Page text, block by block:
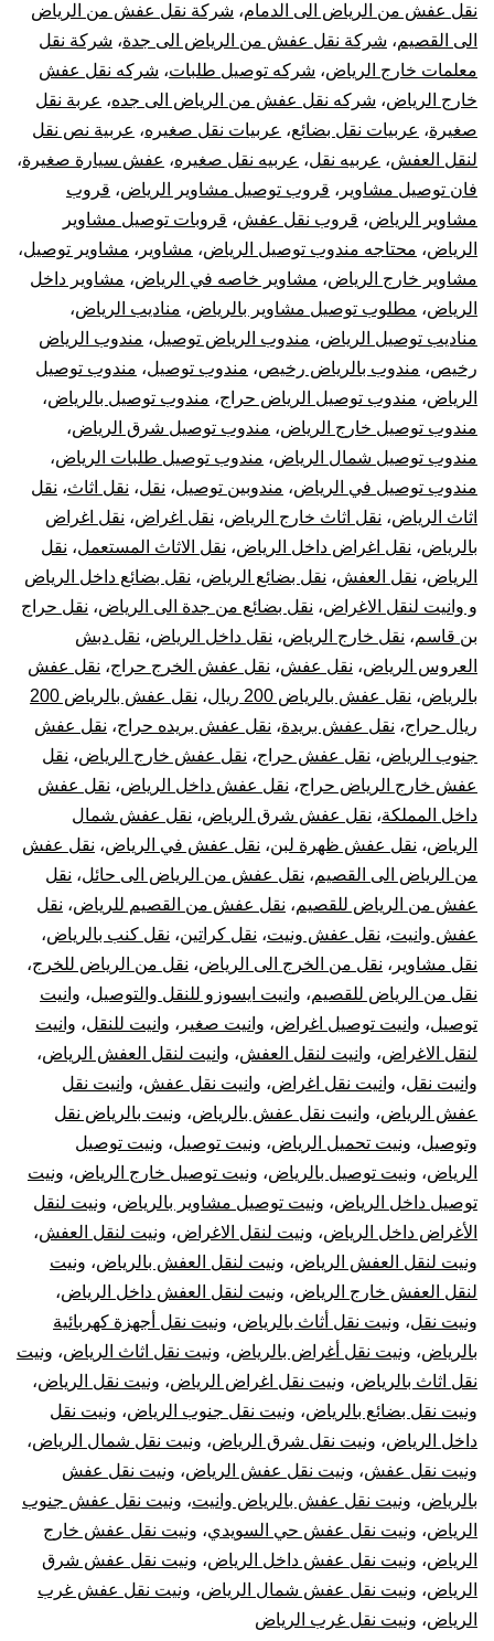
نقل عفش من الرياض الى الدمام، شركة نقل عفش من الرياض
الى القصيم، شركة نقل عفش من الرياض الى جدة، شركة نقل
معلمات خارج الرياض، شركه توصيل طلبات، شركه نقل عفش
خارج الرياض، شركه نقل عفش من الرياض الى جده، عربة نقل
صغيرة، عربيات نقل بضائع، عربيات نقل صغيره، عربية نص نقل
لنقل العفش، عربيه نقل، عربيه نقل صغيره، عفش سيارة صغيرة،
فان توصيل مشاوير ، قروب توصيل مشاوير الرياض، قروب
مشاوير الرياض، قروب نقل عفش، قروبات توصيل مشاوير
الرياض، محتاجه مندوب توصيل الرياض، مشاوير ، مشاوير توصيل،
مشاوير خارج الرياض، مشاوير خاصه في الرياض، مشاوير داخل
الرياض، مطلوب توصيل مشاوير بالرياض، مناديب الرياض،
مناديب توصيل الرياض، مندوب الرياض توصيل، مندوب الرياض
رخيص، مندوب بالرياض رخيص، مندوب توصيل، مندوب توصيل
الرياض، مندوب توصيل الرياض حراج، مندوب توصيل بالرياض،
مندوب توصيل خارج الرياض، مندوب توصيل شرق الرياض،
مندوب توصيل شمال الرياض، مندوب توصيل طلبات الرياض،
مندوب توصيل في الرياض، مندوبين توصيل، نقل، نقل اثاث، نقل
اثاث الرياض، نقل اثاث خارج الرياض، نقل اغراض، نقل اغراض
بالرياض، نقل اغراض داخل الرياض، نقل الاثاث المستعمل، نقل
الرياض، نقل العفش، نقل بضائع الرياض، نقل بضائع داخل الرياض
و وانيت لنقل الاغراض، نقل بضائع من جدة الى الرياض، نقل حراج
بن قاسم، نقل خارج الرياض، نقل داخل الرياض، نقل دبش
العروس الرياض، نقل عفش، نقل عفش الخرج حراج، نقل عفش
بالرياض، نقل عفش بالرياض 200 ريال ،
نقل عفش بالرياض 200
ريال حراج، نقل عفش بريدة، نقل عفش بريده حراج، نقل عفش
جنوب الرياض، نقل عفش حراج، نقل عفش خارج الرياض، نقل
عفش خارج الرياض حراج، نقل عفش داخل الرياض، نقل عفش
داخل المملكة، نقل عفش شرق الرياض، نقل عفش شمال
الرياض، نقل عفش ظهرة لبن، نقل عفش في الرياض، نقل عفش
من الرياض الى القصيم، نقل عفش من الرياض الى حائل، نقل
عفش من الرياض للقصيم، نقل عفش من القصيم للرياض، نقل
عفش وانيت، نقل عفش ونيت، نقل كراتين، نقل كنب بالرياض،
نقل مشاوير ، نقل من الخرج الى الرياض، نقل من الرياض للخرج،
نقل من الرياض للقصيم، وانيت ايسوزو للنقل والتوصيل، وانيت
توصيل، وانيت توصيل اغراض، وانيت صغير ، وانيت للنقل، وانيت
لنقل الاغراض، وانيت لنقل العفش، وانيت لنقل العفش الرياض،
وانيت نقل، وانيت نقل اغراض، وانيت نقل عفش، وانيت نقل
عفش الرياض، وانيت نقل عفش بالرياض، ونيت بالرياض نقل
وتوصيل، ونيت تحميل الرياض، ونيت توصيل، ونيت توصيل
الرياض، ونيت توصيل بالرياض، ونيت توصيل خارج الرياض، ونيت
توصيل داخل الرياض، ونيت توصيل مشاوير بالرياض، ونيت لنقل
الأغراض داخل الرياض، ونيت لنقل الاغراض، ونيت لنقل العفش،
ونيت لنقل العفش الرياض، ونيت لنقل العفش بالرياض، ونيت
لنقل العفش خارج الرياض، ونيت لنقل العفش داخل الرياض،
ونيت نقل، ونيت نقل أثاث بالرياض، ونيت نقل أجهزة كهربائية
بالرياض، ونيت نقل أغراض بالرياض، ونيت نقل اثاث الرياض، ونيت
نقل اثاث بالرياض، ونيت نقل اغراض الرياض، ونيت نقل الرياض،
ونيت نقل بضائع بالرياض، ونيت نقل جنوب الرياض، ونيت نقل
داخل الرياض، ونيت نقل شرق الرياض، ونيت نقل شمال الرياض،
ونيت نقل عفش، ونيت نقل عفش الرياض، ونيت نقل عفش
بالرياض، ونيت نقل عفش بالرياض وانيت، ونيت نقل عفش جنوب
الرياض، ونيت نقل عفش حي السويدي، ونيت نقل عفش خارج
الرياض، ونيت نقل عفش داخل الرياض، ونيت نقل عفش شرق
الرياض، ونيت نقل عفش شمال الرياض، ونيت نقل عفش غرب
الرياض، ونيت نقل غرب الرياض